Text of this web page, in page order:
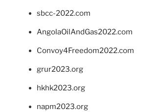
sbcc-2022.com
AngolaOilAndGas2022.com
Convoy4Freedom2022.com
grur2023.org
hkhk2023.org
napm2023.org